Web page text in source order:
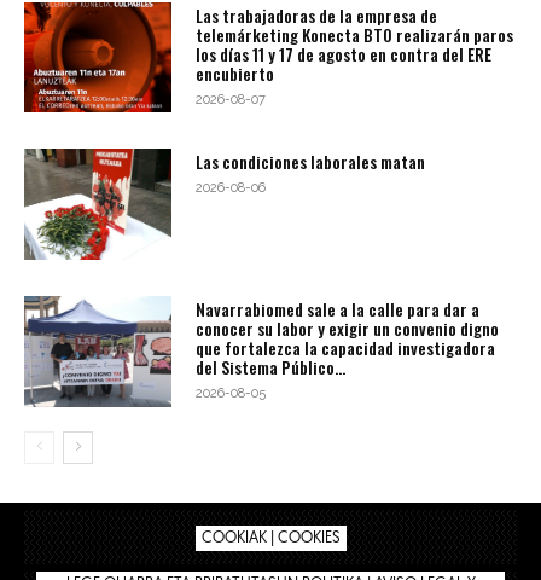
Las trabajadoras de la empresa de
telemárketing Konecta BTO realizarán paros
los días 11 y 17 de agosto en contra del ERE
encubierto
2026-08-07
Las condiciones laborales matan
2026-08-06
Navarrabiomed sale a la calle para dar a
conocer su labor y exigir un convenio digno
que fortalezca la capacidad investigadora
del Sistema Público...
2026-08-05
COOKIAK | COOKIES